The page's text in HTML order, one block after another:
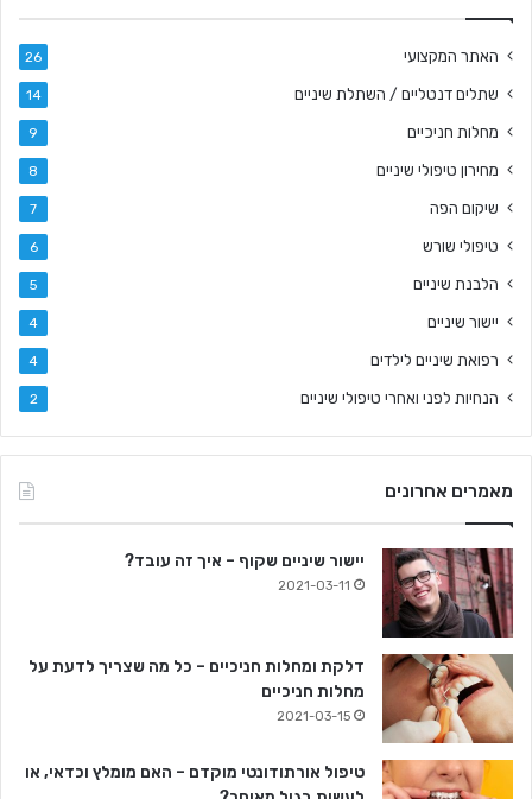
האתר המקצועי 26
שתלים דנטליים / השתלת שיניים 14
מחלות חניכיים 9
מחירון טיפולי שיניים 8
שיקום הפה 7
טיפולי שורש 6
הלבנת שיניים 5
יישור שיניים 4
רפואת שיניים לילדים 4
הנחיות לפני ואחרי טיפולי שיניים 2
מאמרים אחרונים
יישור שיניים שקוף – איך זה עובד?
2021-03-11
דלקת ומחלות חניכיים – כל מה שצריך לדעת על
מחלות חניכיים
2021-03-15
טיפול אורתודונטי מוקדם – האם מומלץ וכדאי, או